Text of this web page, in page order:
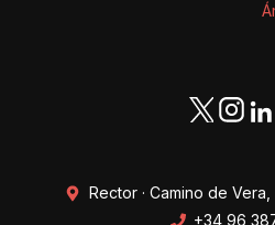
Rector · Camino de
+34 96